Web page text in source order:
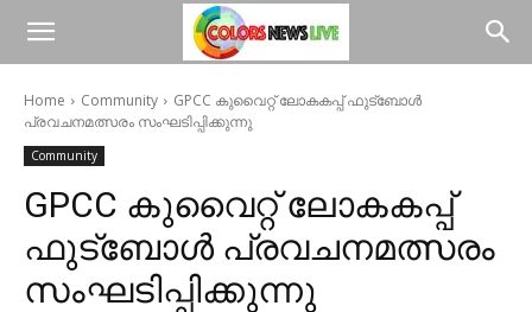
Home Community
GPCC കുവൈറ്റ് ലോകകപ്പ് ഫുട്ബോൾ
പ്രവചനമത്സരം സംഘടിപ്പിക്കുന്നു
Community
GPCC കുവൈറ്റ് ലോകകപ്പ്
ഫുട്ബോൾ പ്രവചനമത്സരം
സംഘടിപ്പിക്കുന്നു